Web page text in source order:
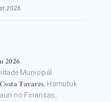
2026
𝟐𝟎𝟐𝟔.
Munisipál
𝐓𝐚𝐯𝐚𝐫𝐞𝐬, Hamutuk
no Finansas,